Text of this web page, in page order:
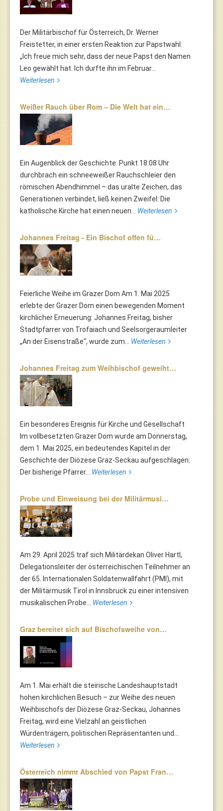
Der Militärbischof für Österreich, Dr. Werner
Freistetter, in einer ersten Reaktion zur Papstwahl:
„Ich freue mich sehr, dass der neue Papst den Namen
Leo gewählt hat. Ich durfte ihn im Februar...
Weiterlesen
Weißer Rauch über Rom – Die Welt hat ein…
Ein Augenblick der Geschichte: Punkt 18:08 Uhr
durchbrach ein schneeweißer Rauchschleier den
römischen Abendhimmel – das uralte Zeichen, das
Generationen verbindet, ließ keinen Zweifel: Die
katholische Kirche hat einen neuen... Weiterlesen
Johannes Freitag - Ein Bischof offen fü…
Feierliche Weihe im Grazer Dom Am 1. Mai 2025
erlebte der Grazer Dom einen bewegenden Moment
kirchlicher Erneuerung: Johannes Freitag, bisher
Stadtpfarrer von Trofaiach und Seelsorgeraumleiter
„An der Eisenstraße“, wurde zum... Weiterlesen
Johannes Freitag zum Weihbischof geweiht…
Ein besonderes Ereignis für Kirche und Gesellschaft
Im vollbesetzten Grazer Dom wurde am Donnerstag,
dem 1. Mai 2025, ein bedeutendes Kapitel in der
Geschichte der Diözese Graz-Seckau aufgeschlagen:
Der bisherige Pfarrer... Weiterlesen
Probe und Einweisung bei der Militärmusi…
Am 29. April 2025 traf sich Militärdekan Oliver Hartl,
Delegationsleiter der österreichischen Teilnehmer an
der 65. Internationalen Soldatenwallfahrt (PMI), mit
der Militärmusik Tirol in Innsbruck zu einer intensiven
musikalischen Probe... Weiterlesen
Graz bereitet sich auf Bischofsweihe von…
Am 1. Mai erhält die steirische Landeshauptstadt
hohen kirchlichen Besuch – zur Weihe des neuen
Weihbischofs der Diözese Graz-Seckau, Johannes
Freitag, wird eine Vielzahl an geistlichen
Würdenträgern, politischen Repräsentanten und...
Weiterlesen
Österreich nimmt Abschied von Papst Fran…